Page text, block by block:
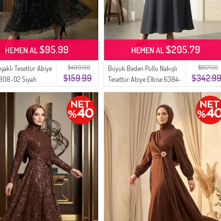
$400.00
$159.99
Tesettür Abiye
02 Siyah
HEMEN AL$95.99
$857.00
Büyük Beden Pullu Nakışlı
Tesettür Abiye Elbise 6384-
06 Füme
HEMEN AL$205.79